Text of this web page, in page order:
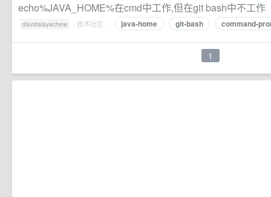
echo%JAVA_HOME%在cmd中工作,但在git bash中不工作
davidalayachew · 技术社区 · java-home git-bash command-
1